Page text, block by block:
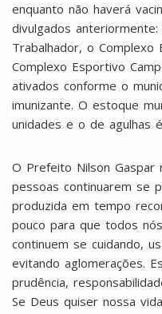
enquanto não haverá
divulgados
Trabalhador, o
Complexo Esportivo
ativados conforme o
imunizante. O estoque
unidades e o de agulhas
O Prefeito Nilson Gaspar
pessoas continuarem se
produzida em tempo
pouco para que todos
continuem se cuidando,
evitando aglomerações.
prudência,
Se Deus quiser nossa